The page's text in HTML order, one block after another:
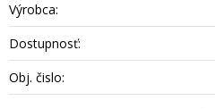
Výrobca:
Dostupnosť:
Obj. čislo: